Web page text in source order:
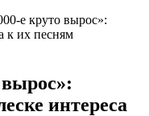
е круто вырос»:
к их песням
интереса